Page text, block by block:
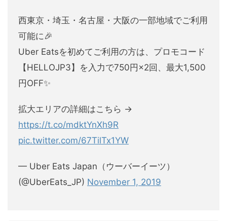
西東京・埼玉・名古屋・大阪の一部地域でご利用
可能に🎉
Uber Eatsを初めてご利用の方は、プロモコード
【HELLOJP3】を入力で750円×2回、最大1,500
円OFF✨
拡大エリアの詳細はこちら →
https://t.co/mdktYnXh9R
pic.twitter.com/67TilTx1YW
— Uber Eats Japan（ウーバーイーツ）
(@UberEats_JP) November 1, 2019